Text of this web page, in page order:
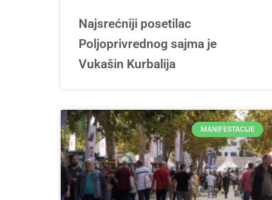
Najsrećniji posetilac
Poljoprivrednog sajma je
Vukašin Kurbalija
MANIFESTACIJE